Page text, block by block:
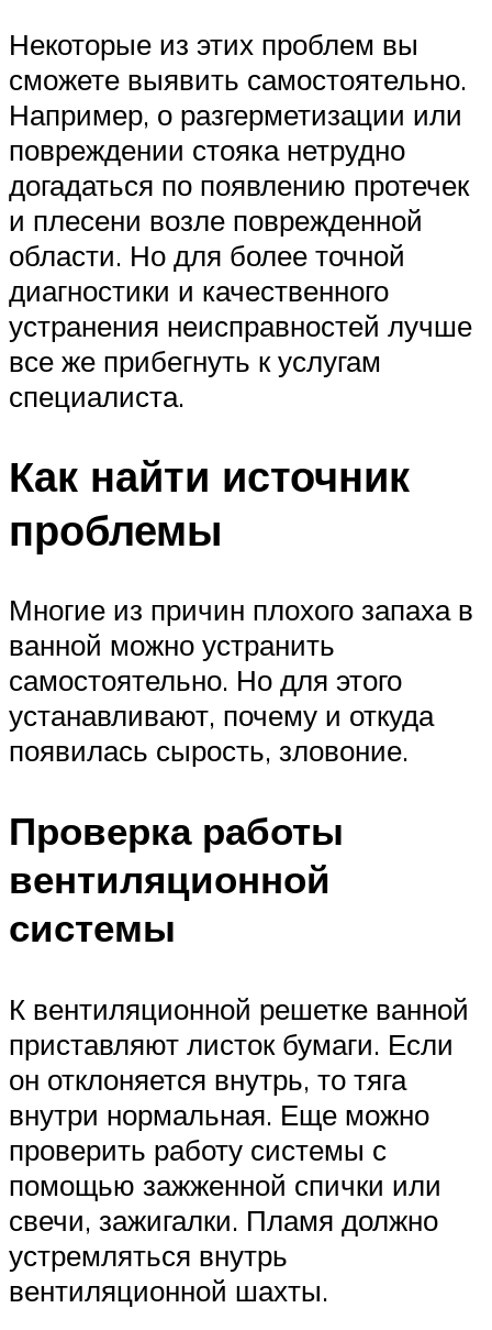
Некоторые из этих проблем вы
сможете выявить самостоятельно.
Например, о разгерметизации или
повреждении стояка нетрудно
догадаться по появлению протечек
и плесени возле поврежденной
области. Но для более точной
диагностики и качественного
устранения неисправностей лучше
все же прибегнуть к услугам
специалиста.
Как найти источник
проблемы
Многие из причин плохого запаха в
ванной можно устранить
самостоятельно. Но для этого
устанавливают, почему и откуда
появилась сырость, зловоние.
Проверка работы
вентиляционной
системы
К вентиляционной решетке ванной
приставляют листок бумаги. Если
он отклоняется внутрь, то тяга
внутри нормальная. Еще можно
проверить работу системы с
помощью зажженной спички или
свечи, зажигалки. Пламя должно
устремляться внутрь
вентиляционной шахты.